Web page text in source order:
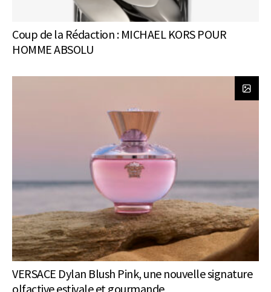
Coup de la Rédaction : MICHAEL KORS POUR
HOMME ABSOLU
VERSACE Dylan Blush Pink, une nouvelle signature
olfactive estivale et gourmande